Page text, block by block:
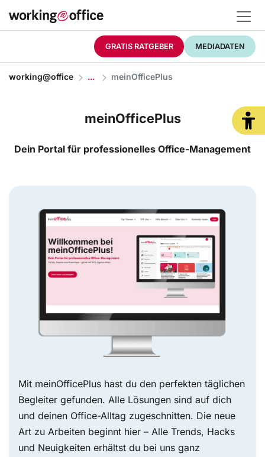
GRATIS RATGEBER MEDIADATEN
working@office meinOfficePlus
meinOfficePlus
Dein Portal für professionelles Office-Management
Mit meinOfficePlus hast du den perfekten täglichen
Begleiter gefunden. Alle Lösungen sind auf dich
und deinen Office-Alltag zugeschnitten. Die neue
Art zu Arbeiten beginnt hier – Alle Trends, Hacks
und Neuigkeiten erhältst du bei uns ganz